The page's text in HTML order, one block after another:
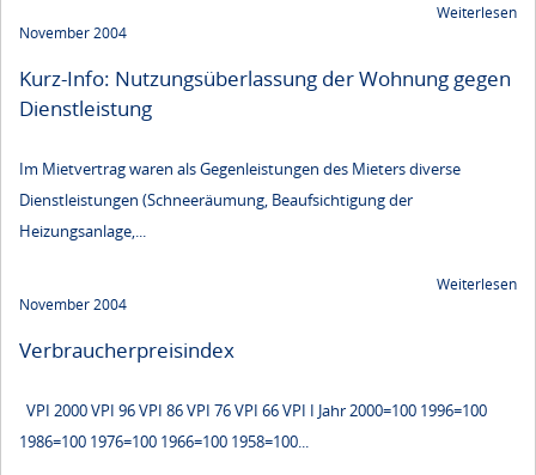
Weiterlesen
November 2004
Kurz-Info: Nutzungsüberlassung der Wohnung gegen
Dienstleistung
Im Mietvertrag waren als Gegenleistungen des Mieters diverse
Dienstleistungen (Schneeräumung, Beaufsichtigung der
Heizungsanlage,...
Weiterlesen
November 2004
Verbraucherpreisindex
VPI 2000 VPI 96 VPI 86 VPI 76 VPI 66 VPI I Jahr 2000=100 1996=100
1986=100 1976=100 1966=100 1958=100...